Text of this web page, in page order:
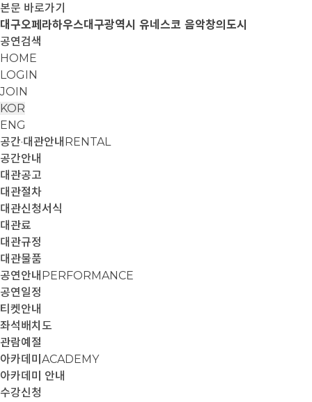
본문 바로가기
대구오페라하우스대구광역시 유네스코 음악창의도시
공연검색
HOME
LOGIN
JOIN
KOR
ENG
공간·대관안내 RENTAL
공간안내
대관공고
대관절차
대관신청서식
대관료
대관규정
대관물품
공연안내 PERFORMANCE
공연일정
티켓안내
좌석배치도
관람예절
아카데미 ACADEMY
아카데미 안내
수강신청